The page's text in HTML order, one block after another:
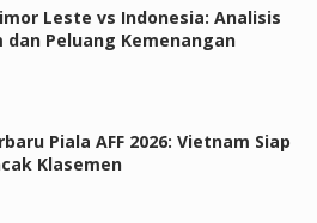
Leste vs Indonesia: Analisis
dan Peluang Kemenangan
Piala AFF 2026: Vietnam Siap
Klasemen